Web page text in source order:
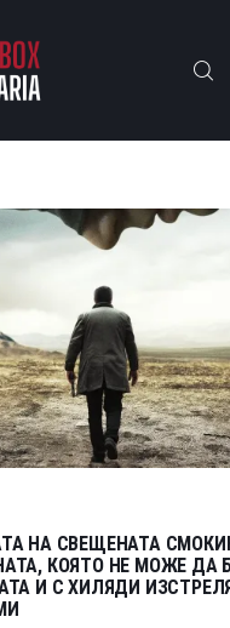
BULGARIA
НАГРАДИТЕ
НА СВЕЩЕНАТА
КОЯТО НЕ МОЖЕ ДА
И С ХИЛЯДИ